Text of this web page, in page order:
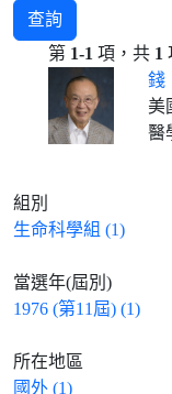
查詢
第 1-1 項，共 1
錢
美
醫
組別
生命科學組 (1)
當選年(屆別)
1976 (第11屆) (1)
所在地區
國外 (1)